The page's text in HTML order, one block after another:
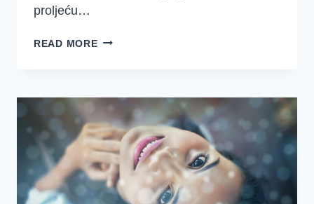
proljeću…
READ MOREZAŠTO